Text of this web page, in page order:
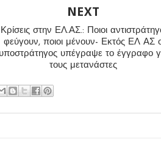
NEXT
Κρίσεις στην ΕΛ.ΑΣ.: Ποιοι
φεύγουν, ποιοι μένουν- Εκτός ΕΛ ΑΣ
υποστράτηγος υπέγραψε το έγγραφο
τους μετανάστες